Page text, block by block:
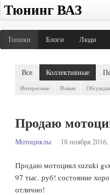
Тюнинг ВАЗ
Топики Блоги Люди
Все Коллективные
Интересные Новые
Продаю
Мотоциклы 18 ноября
Продаю мотоцикл suzuki
97 тыс. руб! состояние
отлично!